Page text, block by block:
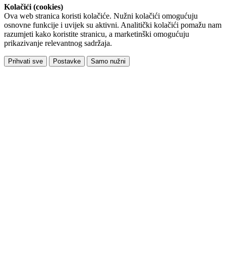
Kolačići (cookies)
Ova web stranica koristi kolačiće. Nužni kolačići omogućuju
osnovne funkcije i uvijek su aktivni. Analitički kolačići pomažu nam
razumjeti kako koristite stranicu, a marketinški omogućuju
prikazivanje relevantnog sadržaja.
Prihvati sve Postavke Samo nužni